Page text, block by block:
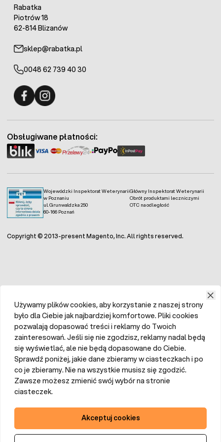
Rabatka
Piotrów 18
62-814 Blizanów
sklep@rabatka.pl
0048 62 739 40 30
Wojewódzki Inspektorat Weterynarii
w Poznaniu
ul. Grunwaldzka 250
60-166 Poznań
Główny Inspektorat Weterynarii
Obrót produktami leczniczymi
OTC na odległość
Obsługiwane płatności:
Copyright © 2013-present Magento, Inc. All rights reserved.
Używamy plików cookies, aby korzystanie z naszej strony
było dla Ciebie jak najbardziej komfortowe. Pliki cookies
pozwalają dopasować treści i reklamy do Twoich
zainteresowań. Jeśli się nie zgodzisz, reklamy nadal będą
się wyświetlać, ale nie będą dopasowane do Ciebie.
Sprawdź poniżej, jakie dane zbieramy w ciasteczkach i po
co je zbieramy. Nie na wszystkie musisz się zgodzić.
Zawsze możesz zmienić swój wybór na stronie
ciasteczek.
Akceptuj cookies